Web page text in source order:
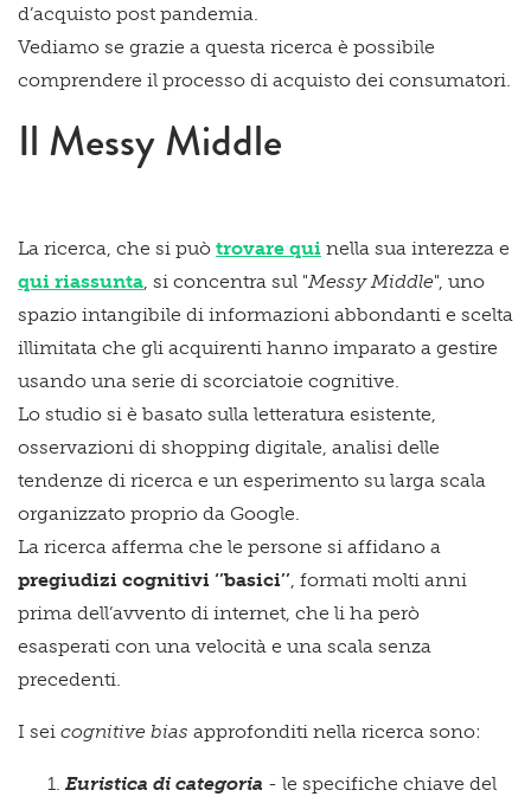
d’acquisto post pandemia.
Vediamo se grazie a questa ricerca è possibile
comprendere il processo di acquisto dei consumatori.
Il Messy Middle
La ricerca, che si può trovare qui nella sua interezza e
qui riassunta , si concentra sul "Messy Middle", uno
spazio intangibile di informazioni abbondanti e scelta
illimitata che gli acquirenti hanno imparato a gestire
usando una serie di scorciatoie cognitive.
Lo studio si è basato sulla letteratura esistente,
osservazioni di shopping digitale, analisi delle
tendenze di ricerca e un esperimento su larga scala
organizzato proprio da Google.
La ricerca afferma che le persone si affidano a
pregiudizi cognitivi ‘’basici’’ , formati molti anni
prima dell’avvento di internet, che li ha però
esasperati con una velocità e una scala senza
precedenti.
I sei cognitive bias approfonditi nella ricerca sono:
Euristica di categoria - le specifiche chiave del